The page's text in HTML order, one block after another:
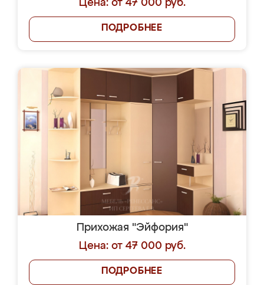
Цена: от 47 000 руб.
ПОДРОБНЕЕ
Прихожая "Эйфория"
Цена: от 47 000 руб.
ПОДРОБНЕЕ